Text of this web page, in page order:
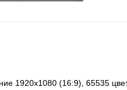
1920х1080 (16:9), 65535